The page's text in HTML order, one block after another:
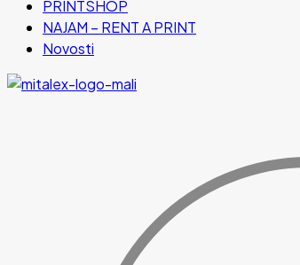
PRINTSHOP
NAJAM – RENT A PRINT
Novosti